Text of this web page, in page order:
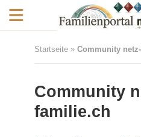
Startseite» Community
Community
familie.ch